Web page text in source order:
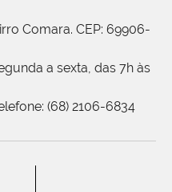
Comara. CEP: 69906-
a sexta, das 7h às
(68) 2106-6834